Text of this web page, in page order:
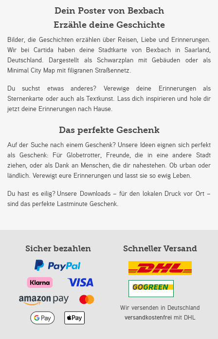
Dein Poster von Bexbach
Erzähle deine Geschichte
Bilder, die Geschichten erzählen über Reisen, Liebe und Erinnerungen.
Wir bei Cartida haben deine Stadtkarte von Bexbach in Saarland,
Deutschland. Dargestellt als Schwarzplan mit Gebäuden oder als
Minimal City Map mit filigranen Straßennetz.
Du suchst etwas anderes? Verewige deine Erinnerungen als
Sternenkarte oder auch als Textkunst. Lass dich inspirieren und hole dir
jetzt deine Erinnerungen nach Hause.
Das perfekte Geschenk
Auf der Suche nach einem Geschenk? Unsere Ideen eignen sich perfekt
als Geschenk: Für Globetrotter, Freunde, die in eine andere Stadt
ziehen, oder als Dank an Menschen, die dir nahestehen. Ob urban oder
ländlich. Verewigt eure Erinnerungen und lasst sie so ewig Leben.
Du hast es eilig? Unsere Downloads – für den lokalen Druck vor Ort –
sind das perfekte Lastminute Geschenk.
Sicher bezahlen Schneller Versand
Wir versenden in Deutschland
versandkostenfreimit DHL